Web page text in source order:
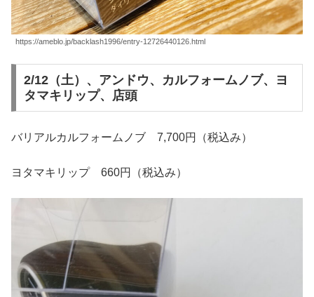
https://ameblo.jp/backlash1996/entry-12726440126.html
2/12（土）、アンドウ、カルフォームノブ、ヨ
タマキリップ、店頭
バリアルカルフォームノブ 7,700円（税込み）
ヨタマキリップ 660円（税込み）